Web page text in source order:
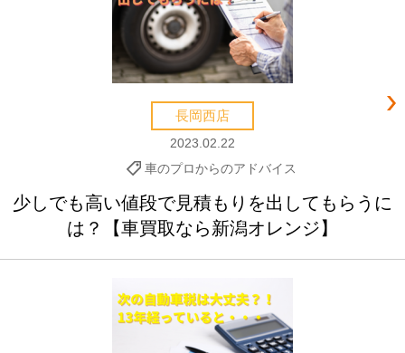
長岡西店
2023.02.22
車のプロからのアドバイス
少しでも高い値段で見積もりを出してもらうに
は？【車買取なら新潟オレンジ】